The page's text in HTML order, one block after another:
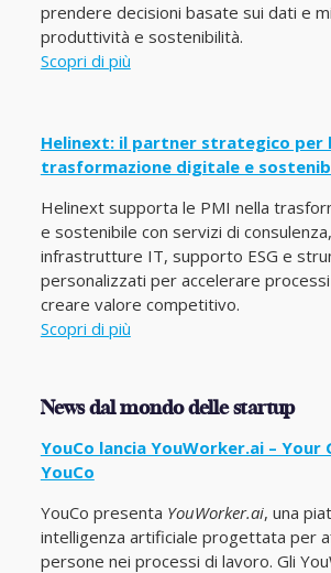
prendere decisioni basate sui dati e
produttività e sostenibilità.
Scopri di più
Helinext: il partner strategico per
trasformazione digitale e
Helinext supporta le PMI nella
e sostenibile con servizi di
infrastrutture IT, supporto ESG e
personalizzati per accelerare
creare valore competitivo.
Scopri di più
News dal mondo delle startup
YouCo lancia YouWorker.ai – Your
YouCo
YouCo presenta YouWorker.ai, una
intelligenza artificiale progettata per
persone nei processi di lavoro. Gli